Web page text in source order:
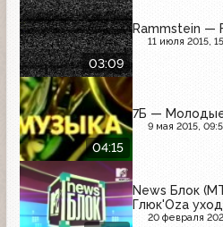
03:09
Rammstein —
11 июля 2015,
04:15
7Б — Молодые
9 мая 2015,
News Блок
Глюк'Oza
20 февраля